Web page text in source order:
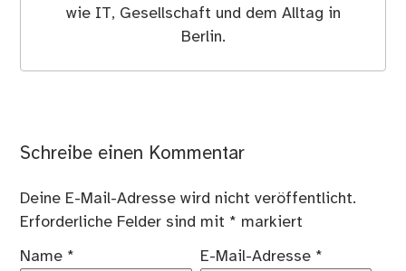
wie IT, Gesellschaft und dem Alltag in
Berlin.
Schreibe einen Kommentar
Deine E-Mail-Adresse wird nicht veröffentlicht.
Erforderliche Felder sind mit * markiert
Name * E-Mail-Adresse *